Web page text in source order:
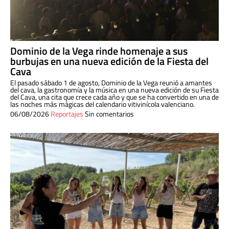
Dominio de la Vega rinde homenaje a sus
burbujas en una nueva edición de la Fiesta del
Cava
El pasado sábado 1 de agosto, Dominio de la Vega reunió a amantes
del cava, la gastronomía y la música en una nueva edición de su Fiesta
del Cava, una cita que crece cada año y que se ha convertido en una de
las noches más mágicas del calendario vitivinícola valenciano.
06/08/2026ReportajesSin comentarios